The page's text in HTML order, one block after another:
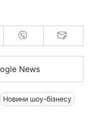
News
Новини шоу-бізнесу